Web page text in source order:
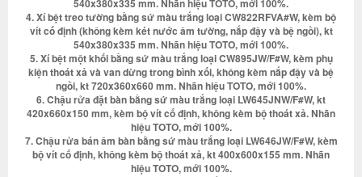
540x380x335 mm. Nhãn hiệu TOTO, mới 100%.
4. Xí bệt treo tường bằng sứ màu trắng loại CW822RFVA#W, kèm bộ
vít cố định (không kèm két nước âm tường, nắp đậy và bệ ngồi), kt
540x380x335 mm. Nhãn hiệu TOTO, mới 100%.
5. Xí bệt một khối bằng sứ màu trắng loại CW895JW/F#W, kèm phụ
kiện thoát xả và van dừng trong bình xối, không kèm nắp đậy và bệ
ngồi, kt 720x360x660 mm. Nhãn hiệu TOTO, mới 100%.
6. Chậu rửa đặt bàn bằng sứ màu trắng loại LW645JNW/F#W, kt
420x660x150 mm, kèm bộ vít cố định, không kèm bộ thoát xả. Nhãn
hiệu TOTO, mới 100%.
7. Chậu rửa bán âm bàn bằng sứ màu trắng loại LW646JW/F#W, kèm
bộ vít cố định, không kèm bộ thoát xả, kt 400x600x155 mm. Nhãn
hiệu TOTO, mới 100%.